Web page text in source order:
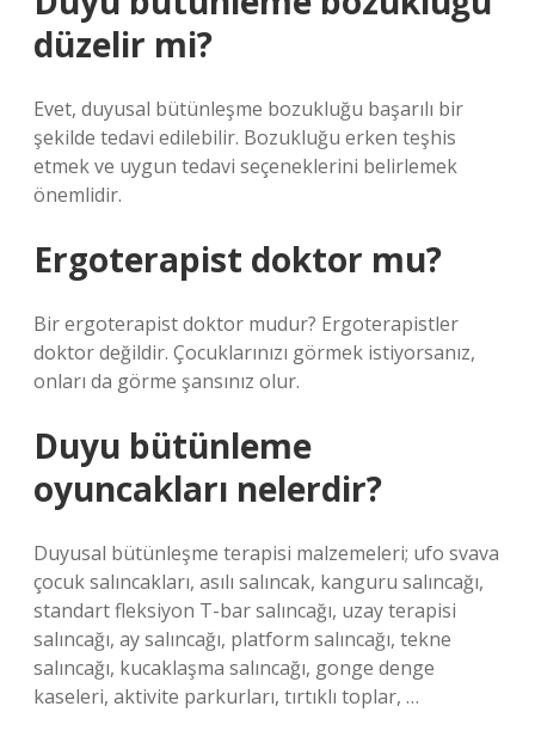
düzelir mi?
Evet, duyusal bütünleşme bozukluğu başarılı bir
şekilde tedavi edilebilir. Bozukluğu erken teşhis
etmek ve uygun tedavi seçeneklerini belirlemek
önemlidir.
Ergoterapist doktor mu?
Bir ergoterapist doktor mudur? Ergoterapistler
doktor değildir. Çocuklarınızı görmek istiyorsanız,
onları da görme şansınız olur.
Duyu bütünleme
oyuncakları nelerdir?
Duyusal bütünleşme terapisi malzemeleri; ufo svava
çocuk salıncakları, asılı salıncak, kanguru salıncağı,
standart fleksiyon T-bar salıncağı, uzay terapisi
salıncağı, ay salıncağı, platform salıncağı, tekne
salıncağı, kucaklaşma salıncağı, gonge denge
kaseleri, aktivite parkurları, tırtıklı toplar, …